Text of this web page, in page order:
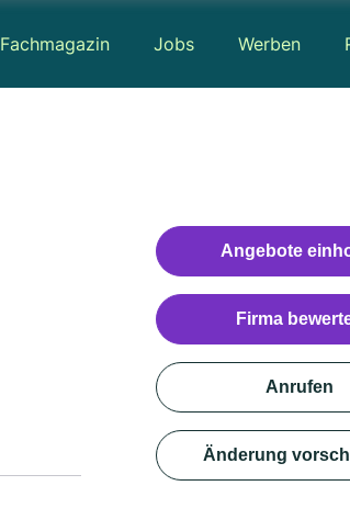
Fachmagazin Jobs Werben
Angebote
Firma
Anrufen
Änderung